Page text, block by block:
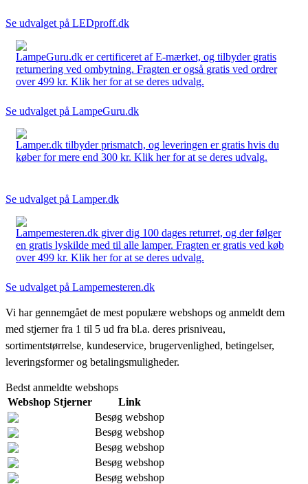
Se udvalget på LEDproff.dk
LampeGuru.dk er certificeret af E-mærket, og tilbyder gratis
returnering ved ombytning. Fragten er også gratis ved ordrer
over 499 kr. Klik her for at se deres udvalg.
Se udvalget på LampeGuru.dk
Lamper.dk tilbyder prismatch, og leveringen er gratis hvis du
køber for mere end 300 kr. Klik her for at se deres udvalg.
Se udvalget på Lamper.dk
Lampemesteren.dk giver dig 100 dages returret, og der følger
en gratis lyskilde med til alle lamper. Fragten er gratis ved køb
over 499 kr. Klik her for at se deres udvalg.
Se udvalget på Lampemesteren.dk
Vi har gennemgået de mest populære webshops og anmeldt dem
med stjerner fra 1 til 5 ud fra bl.a. deres prisniveau,
sortimentstørrelse, kundeservice, brugervenlighed, betingelser,
leveringsformer og betalingsmuligheder.
Bedst anmeldte webshops
Webshop Stjerner
Link
Besøg webshop
Besøg webshop
Besøg webshop
Besøg webshop
Besøg webshop